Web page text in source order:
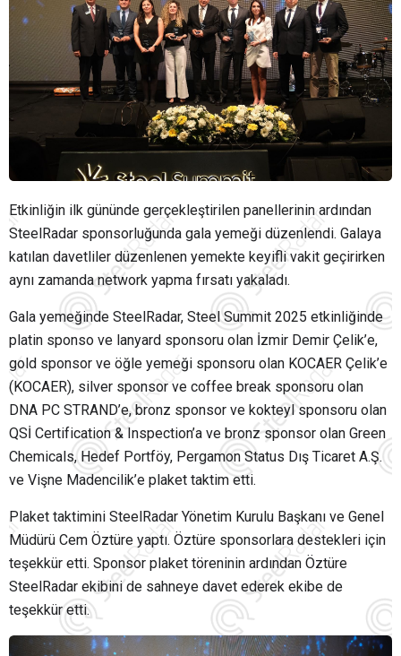
Etkinliğin ilk gününde gerçekleştirilen panellerinin ardından
SteelRadar sponsorluğunda gala yemeği düzenlendi. Galaya
katılan davetliler düzenlenen yemekte keyifli vakit geçirirken
aynı zamanda network yapma fırsatı yakaladı.
Gala yemeğinde SteelRadar, Steel Summit 2025 etkinliğinde
platin sponso ve lanyard sponsoru olan İzmir Demir Çelik’e,
gold sponsor ve öğle yemeği sponsoru olan KOCAER Çelik’e
(KOCAER), silver sponsor ve coffee break sponsoru olan
DNA PC STRAND’e, bronz sponsor ve kokteyl sponsoru olan
QSİ Certification & Inspection’a ve bronz sponsor olan Green
Chemicals, Hedef Portföy, Pergamon Status Dış Ticaret A.Ş.
ve Vişne Madencilik’e plaket taktim etti.
Plaket taktimini SteelRadar Yönetim Kurulu Başkanı ve Genel
Müdürü Cem Öztüre yaptı. Öztüre sponsorlara destekleri için
teşekkür etti. Sponsor plaket töreninin ardından Öztüre
SteelRadar ekibini de sahneye davet ederek ekibe de
teşekkür etti.